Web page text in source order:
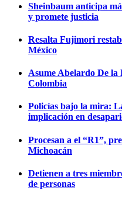
Sheinbaum anticipa
y promete justicia
Resalta Fujimori
México
Asume Abelardo De la
Colombia
Policías bajo la mira:
implicación en
Procesan a el “R1”,
Michoacán
Detienen a tres
de personas